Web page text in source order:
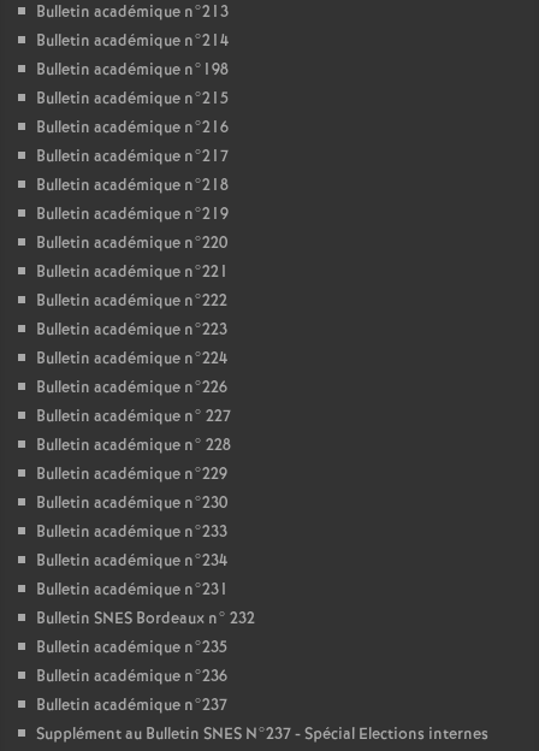
Bulletin académique n°213
Bulletin académique n°214
Bulletin académique n°198
Bulletin académique n°215
Bulletin académique n°216
Bulletin académique n°217
Bulletin académique n°218
Bulletin académique n°219
Bulletin académique n°220
Bulletin académique n°221
Bulletin académique n°222
Bulletin académique n°223
Bulletin académique n°224
Bulletin académique n°226
Bulletin académique n° 227
Bulletin académique n° 228
Bulletin académique n°229
Bulletin académique n°230
Bulletin académique n°233
Bulletin académique n°234
Bulletin académique n°231
Bulletin SNES Bordeaux n° 232
Bulletin académique n°235
Bulletin académique n°236
Bulletin académique n°237
Supplément au Bulletin SNES N°237 - Spécial Elections internes